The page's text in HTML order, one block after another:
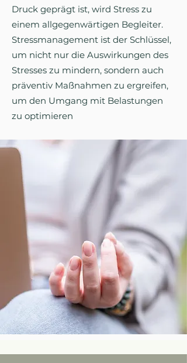
Druck geprägt ist, wird Stress zu
einem allgegenwärtigen Begleiter.
Stressmanagement ist der Schlüssel,
um nicht nur die Auswirkungen des
Stresses zu mindern, sondern auch
präventiv Maßnahmen zu ergreifen,
um den Umgang mit Belastungen
zu optimieren